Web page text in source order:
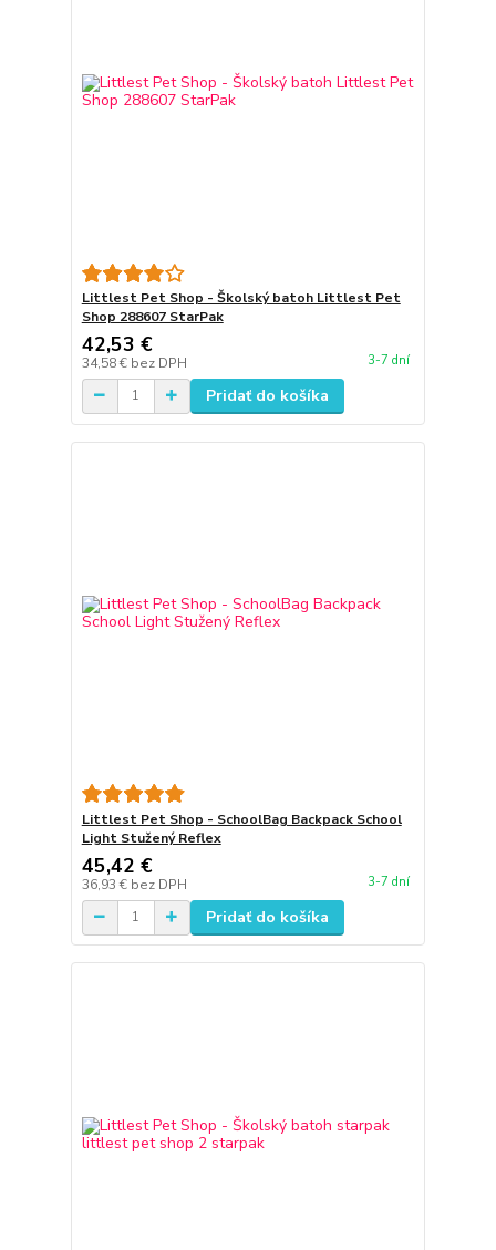
Littlest Pet Shop - Školský batoh Littlest Pet
Shop 288607 StarPak
42,53 €
34,58 € bez DPH 3-7 dní
Pridať do košíka
Littlest Pet Shop - SchoolBag Backpack School
Light Stužený Reflex
45,42 €
36,93 € bez DPH 3-7 dní
Pridať do košíka